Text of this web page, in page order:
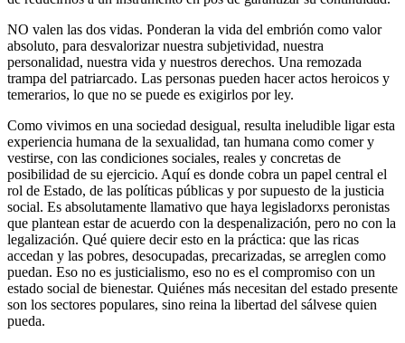
NO valen las dos vidas. Ponderan la vida del embrión como valor
absoluto, para desvalorizar nuestra subjetividad, nuestra
personalidad, nuestra vida y nuestros derechos. Una remozada
trampa del patriarcado. Las personas pueden hacer actos heroicos y
temerarios, lo que no se puede es exigirlos por ley.
Como vivimos en una sociedad desigual, resulta ineludible ligar esta
experiencia humana de la sexualidad, tan humana como comer y
vestirse, con las condiciones sociales, reales y concretas de
posibilidad de su ejercicio. Aquí es donde cobra un papel central el
rol de Estado, de las políticas públicas y por supuesto de la justicia
social. Es absolutamente llamativo que haya legisladorxs peronistas
que plantean estar de acuerdo con la despenalización, pero no con la
legalización. Qué quiere decir esto en la práctica: que las ricas
accedan y las pobres, desocupadas, precarizadas, se arreglen como
puedan. Eso no es justicialismo, eso no es el compromiso con un
estado social de bienestar. Quiénes más necesitan del estado presente
son los sectores populares, sino reina la libertad del sálvese quien
pueda.